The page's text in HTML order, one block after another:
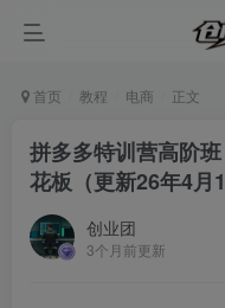
首页 教程 电商 正文
拼多多特训营高阶
花板（更新26年4月
创业团
3个月前更新